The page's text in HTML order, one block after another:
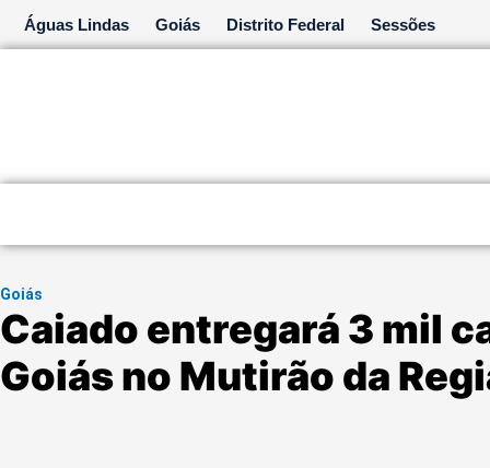
para
Águas Lindas Goiás Distrito Federal Sessões
Goiás
Caiado entregará 3 mil
Goiás no Mutirão da